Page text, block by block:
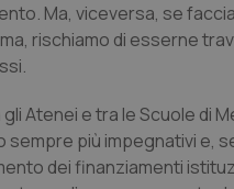
Ma, viceversa, se
rischiamo di esserne
Atenei e tra le Scuole di
più impegnativi e,
dei finanziamenti